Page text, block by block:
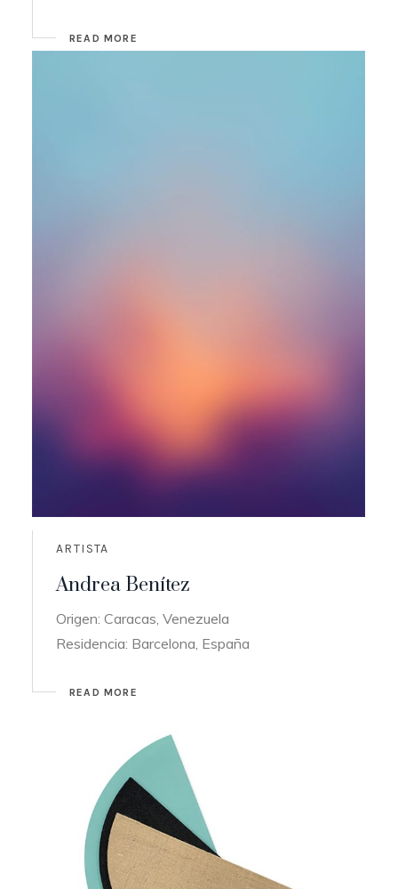
READ MORE
ARTISTA
Andrea Benítez
Origen: Caracas, Venezuela
Residencia: Barcelona, España
READ MORE